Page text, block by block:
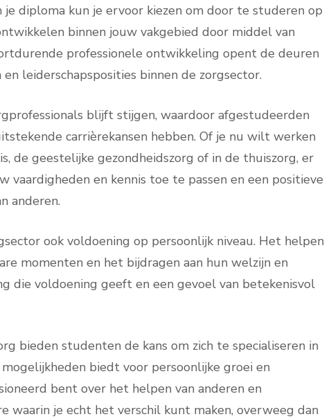
diploma kun je ervoor kiezen om door te studeren op
binnen jouw vakgebied door middel van
professionele ontwikkeling opent de deuren
leiderschapsposities binnen de zorgsector.
blijft stijgen, waardoor afgestudeerden
carrièrekansen hebben. Of je nu wilt werken
de geestelijke gezondheidszorg of in de thuiszorg, er
vaardigheden en kennis toe te passen en een positieve
anderen.
ook voldoening op persoonlijk niveau. Het helpen
momenten en het bijdragen aan hun welzijn en
die voldoening geeft en een gevoel van betekenisvol
bieden studenten de kans om zich te specialiseren in
biedt voor persoonlijke groei en
bent over het helpen van anderen en
waarin je echt het verschil kunt maken, overweeg dan